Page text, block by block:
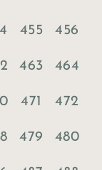
455 456
463 464
471 472
479 480